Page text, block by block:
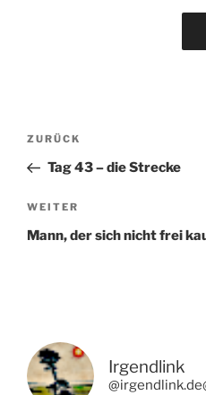
Beitragsnavigation
Vorheriger
Beitrag
ZURÜCK
Tag 43 – die Strecke
Nächster
Beitrag
WEITER
Mann, der sich nicht frei
Irgendlink